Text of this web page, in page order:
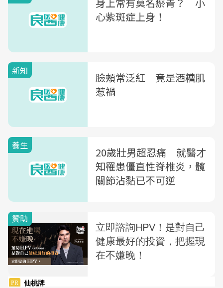
心紫斑症上身！
新知
臉頰常泛紅 竟是酒糟肌
惹禍
養生
20歲壯男超忍痛 就醫才
知罹患僵直性脊椎炎，髖
關節沾黏已不可逆